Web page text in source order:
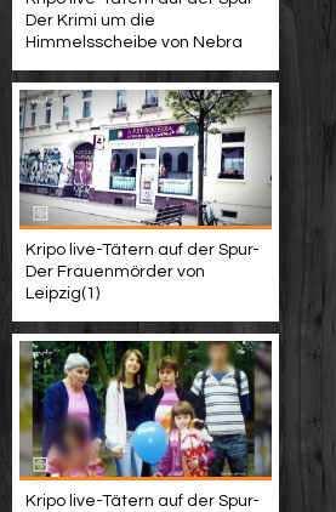
Der Krimi um die
Himmelsscheibe von Nebra
Kripo live-Tätern auf der Spur-
Der Frauenmörder von
Leipzig(1)
Kripo live-Tätern auf der Spur-